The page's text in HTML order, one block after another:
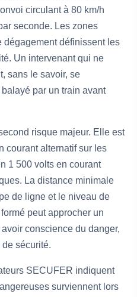
circulant à 80 km/h
seconde. Les zones
dégagement définissent les
Un intervenant qui ne
sans le savoir, se
par un train avant
risque majeur. Elle est
courant alternatif sur les
1 500 volts en courant
La distance minimale
de ligne et le niveau de
peut approcher un
conscience du danger,
sécurité.
SECUFER indiquent
surviennent lors